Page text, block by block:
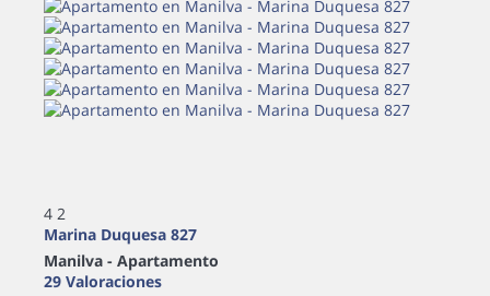
4 2
Marina Duquesa 827
Manilva - Apartamento
29 Valoraciones